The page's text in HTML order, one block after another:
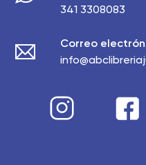
341 3308083
Correo